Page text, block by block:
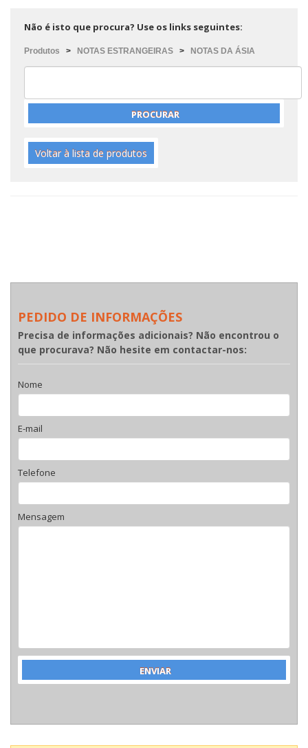
Não é isto que procura? Use os links seguintes:
Produtos > NOTAS ESTRANGEIRAS > NOTAS DA ÁSIA
Voltar à lista de produtos
PEDIDO DE INFORMAÇÕES
Precisa de informações adicionais? Não encontrou o
que procurava? Não hesite em contactar-nos:
Nome
E-mail
Telefone
Mensagem